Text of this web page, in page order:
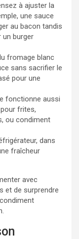
à ajuster la
une sauce
au bacon tandis
un burger
fromage blanc
sans sacrifier le
pour une
fonctionne aussi
frites,
ou condiment
dans
fraîcheur
avec
et de surprendre